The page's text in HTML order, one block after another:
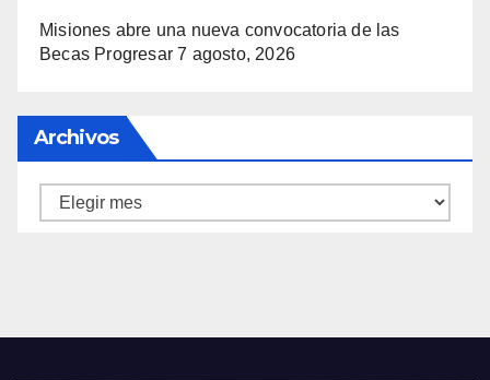
Misiones abre una nueva convocatoria de las
Becas Progresar 7 agosto, 2026
Archivos
Archivos